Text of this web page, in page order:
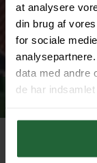
at analysere
din brug af
for sociale
data med andre
de har
Økologisk